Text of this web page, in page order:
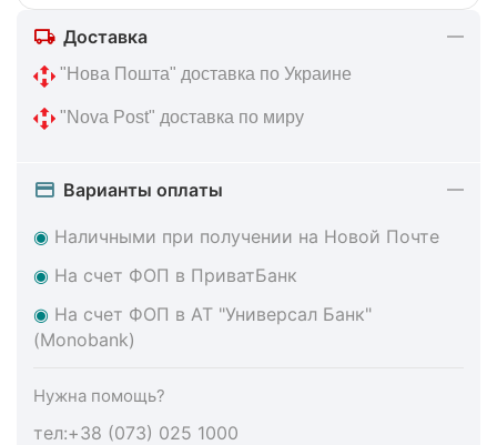
Доставка
"Нова Пошта" доставка по Украине
"Nova Post" доставка по миру
Варианты оплаты
◉ Наличными при получении на Новой Почте
◉ На счет ФОП в ПриватБанк
◉ На счет ФОП в АТ "Универсал Банк"
(Monobank)
Нужна помощь?
тел:+38 (073) 025 1000